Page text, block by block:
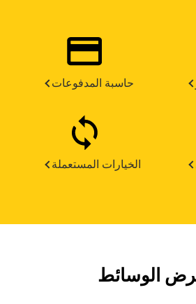
حاسبة المدفوعات
الخيارات المستعملة
الوسائط